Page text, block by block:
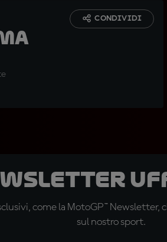
CONDIVIDI
come la MotoGP™
sul nostro sport.